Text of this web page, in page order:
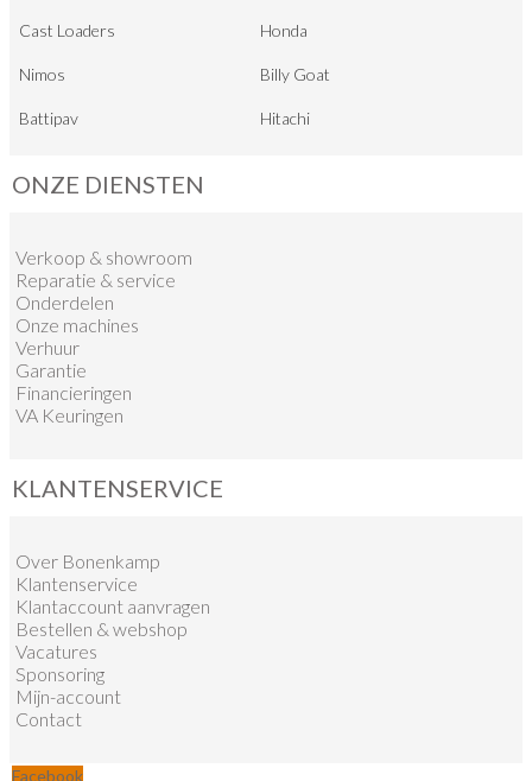
Cast Loaders Honda
Nimos Billy Goat
Battipav Hitachi
ONZE DIENSTEN
Verkoop & showroom
Reparatie & service
Onderdelen
Onze machines
Verhuur
Garantie
Financieringen
VA Keuringen
KLANTENSERVICE
Over Bonenkamp
Klantenservice
Klantaccount aanvragen
Bestellen & webshop
Vacatures
Sponsoring
Mijn-account
Contact
Facebook